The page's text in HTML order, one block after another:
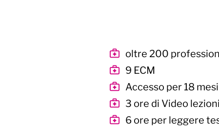
oltre 200
9 ECM
Accesso per 18 mesi
3 ore di Video lezioni
6 ore per leggere